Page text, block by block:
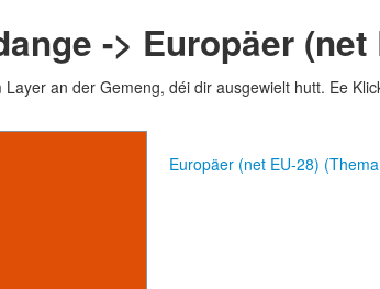
-> Europäer (net
an der Gemeng, déi dir ausgewielt hutt. Ee
Europäer (net EU-28)